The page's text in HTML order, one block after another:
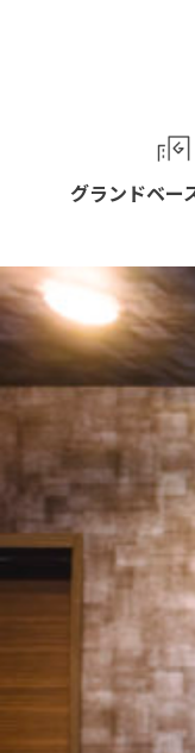
グランドベー